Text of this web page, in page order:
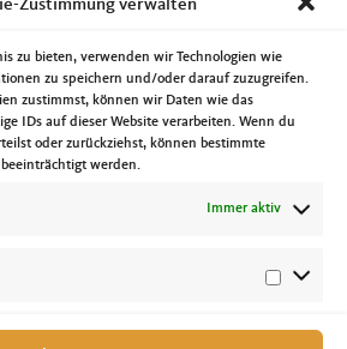
Zustimmung verwalten
zu bieten, verwenden wir Technologien wie
zu speichern und/oder darauf zuzugreifen.
zustimmst, können wir Daten wie das
IDs auf dieser Website verarbeiten. Wenn du
oder zurückziehst, können bestimmte
werden.
Immer aktiv
im-ausschuss-diskutiert/ .
zwei Sitzungen von Arbeitsgruppen der
und in Stadtfeld-Ost.
Toleranz war am Donnerstag, den 16. November.
eine Besuchergruppe mit Teilnehmern eines
begrüßen. Nachmittags ging es dann bei
Vereins TOLL e.V. um den Sachstand der Toleranz
Sicht ist die Basis von Toleranz auch der
war ich bei der Gedenkstunde im Landtag von